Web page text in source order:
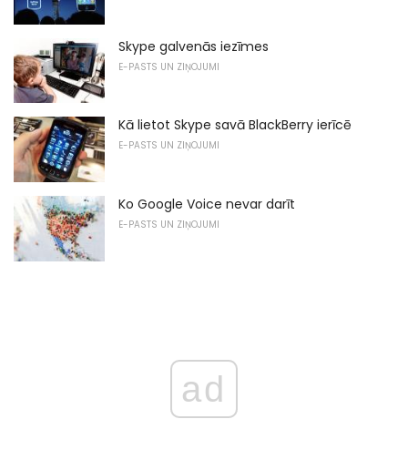
Skype galvenās iezīmes
E-PASTS UN ZIŅOJUMI
Kā lietot Skype savā BlackBerry ierīcē
E-PASTS UN ZIŅOJUMI
Ko Google Voice nevar darīt
E-PASTS UN ZIŅOJUMI
ad